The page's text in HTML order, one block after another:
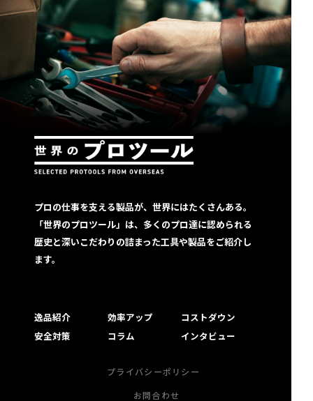
プロの仕事を支える製品が、世界にはたくさんある。
「世界のプロツール」は、多くのプロ達に認められる
歴史と深いこだわりの詰まった工具や製品をご紹介し
ます。
逸品紹介 効率アップ
コストダウン
安全対策
コラム インタビュー
プライバシーポリシー
お問合わせ